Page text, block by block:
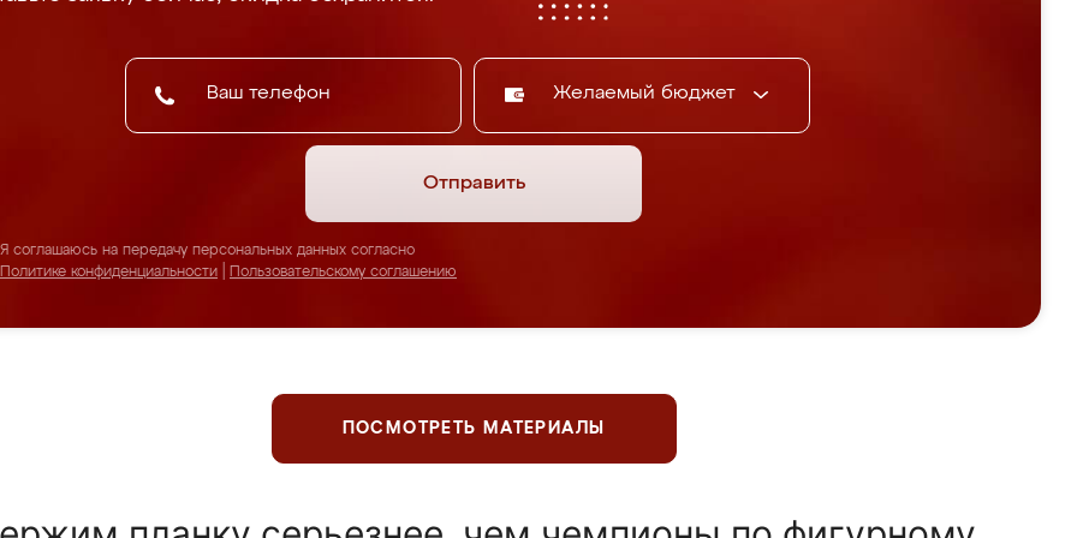
Желаемый бюджет
Отправить
Я соглашаюсь на передачу персональных данных согласно
Политике конфиденциальности
Пользовательскому соглашению
ПОСМОТРЕТЬ МАТЕРИАЛЫ